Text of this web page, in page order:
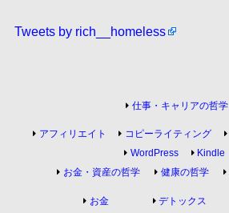
Tweets by rich__homeless
仕事・キャリアの哲学
アフィリエイト コピーライティング
WordPress
Kindle
お金・資産の哲学
お金
健康の哲学
デトックス